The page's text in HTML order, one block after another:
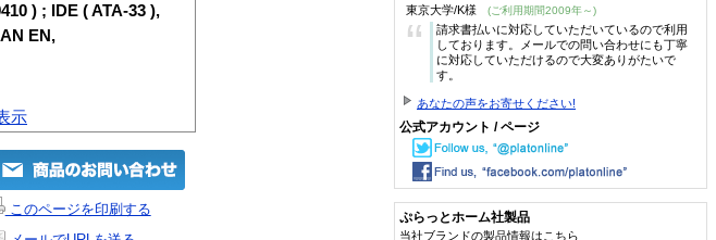
) ; IDE ( ATA-33 ),
EN,
示
このページを印刷する
東京大学/K様 (ご利用期間2009年～)
“
請求書払いに対応していただいているので利用
しております。メールでの問い合わせにも丁寧
に対応していただけるので大変ありがたいで
す。
あなたの声をお寄せください!
公式アカウント / ページ
ぷらっとホーム社製品
当社ブランドの製品情報はこちら